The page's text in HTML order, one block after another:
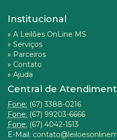
Institucional
» A Leilões OnLine MS
» Serviços
» Parceiros
» Contato
» Ajuda
Central de
Fone: (67) 3388-0216
Fone: (67) 99203-6666
Fone: (67) 4042-1513
E-Mail: